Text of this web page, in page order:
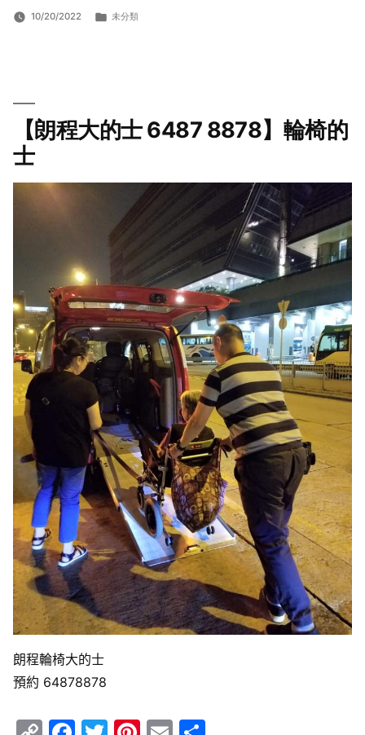
10/20/2022
分
未分類
【朗程大的士 6487 8878】輪椅的
士
朗程輪椅大的士
預約 64878878